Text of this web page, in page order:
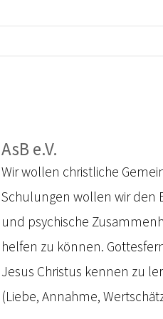
AsB e.V.
Wir wollen christliche
Schulungen wollen wir den
und psychische
helfen zu können.
Jesus Christus kennen zu
(Liebe, Annahme,